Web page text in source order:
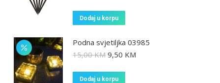
Dodaj u korpu
Podna svjetiljka 03985
15,00KM 9,50 KM
Dodaj u korpu